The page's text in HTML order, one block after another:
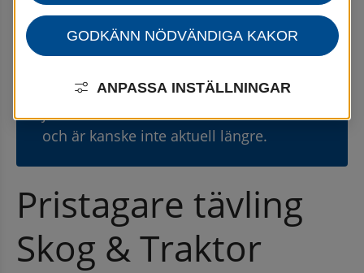
Nyhetsarkiv för uppleva och göra
Den här nyheten publicerades 8
juni 2022
och är kanske inte aktuell längre.
⚠
Pristagare tävling
Skog & Traktor
GODKÄNN NÖDVÄNDIGA KAKOR
ANPASSA INSTÄLLNINGAR